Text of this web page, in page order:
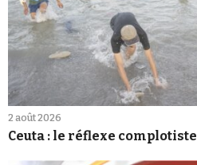
2 août 2026
Ceuta : le réflexe complotiste